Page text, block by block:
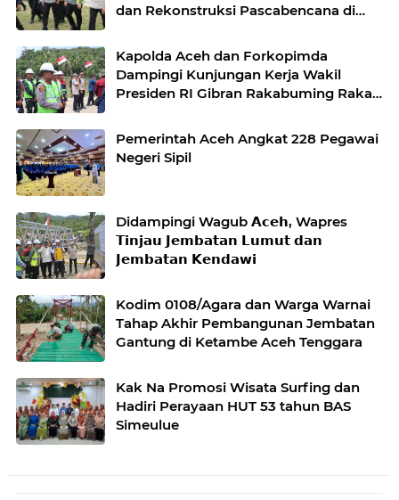
dan Rekonstruksi Pascabencana di
Kapolda Aceh dan Forkopimda
Dampingi Kunjungan Kerja Wakil
Presiden RI Gibran Rakabuming Raka
Pemerintah Aceh Angkat 228 Pegawai
Negeri Sipil
Didampingi Wagub 𝗔𝗰𝗲𝗵, Wapres
𝗧𝗶𝗻𝗷𝗮𝘂 𝗝𝗲𝗺𝗯𝗮𝘁𝗮𝗻 𝗟𝘂𝗺𝘂𝘁 𝗱𝗮𝗻
𝗝𝗲𝗺𝗯𝗮𝘁𝗮𝗻 𝗞𝗲𝗻𝗱𝗮𝘄𝗶
Kodim 0108/Agara dan Warga Warnai
Tahap Akhir Pembangunan Jembatan
Gantung di Ketambe Aceh Tenggara
Kak Na Promosi Wisata Surfing dan
Hadiri Perayaan HUT 53 tahun BAS
Simeulue